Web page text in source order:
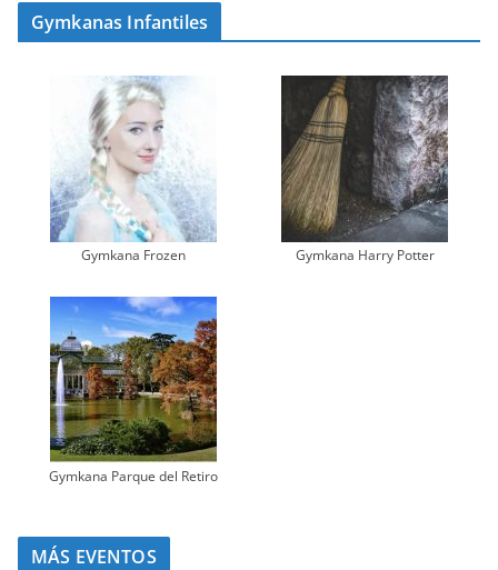
Gymkanas Infantiles
Gymkana Frozen Gymkana Harry Potter
Gymkana Parque del Retiro
MÁS EVENTOS